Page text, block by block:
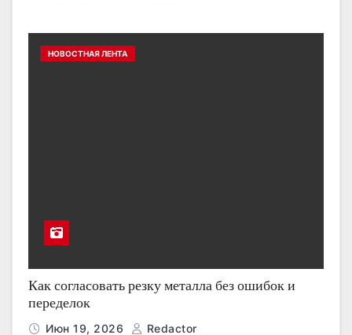
НОВОСТНАЯ ЛЕНТА
Как согласовать резку металла без ошибок и
переделок
Июн 19, 2026 Redactor